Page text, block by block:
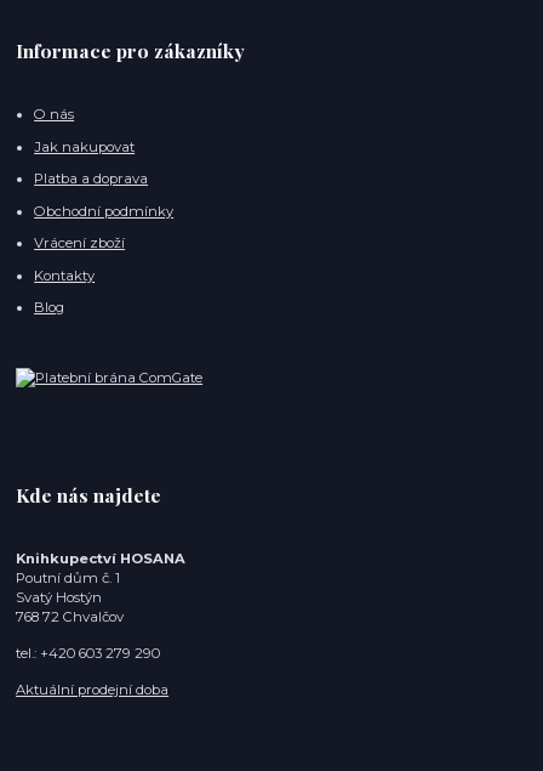
Informace pro zákazníky
O nás
Jak nakupovat
Platba a doprava
Obchodní podmínky
Vrácení zboží
Kontakty
Blog
Kde nás najdete
Knihkupectví HOSANA
Poutní dům č. 1
Svatý Hostýn
768 72 Chvalčov
tel.: +420 603 279 290
Aktuální prodejní doba